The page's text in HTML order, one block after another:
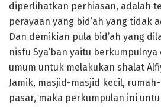
diperlihatkan perhiasan, adalah
perayaan yang bid’ah yang tidak
Dan demikian pula bid’ah yang
nisfu Sya’ban yaitu
umum untuk melakukan shalat
Jamik, masjid-masjid kecil,
pasar, maka perkumpulan ini